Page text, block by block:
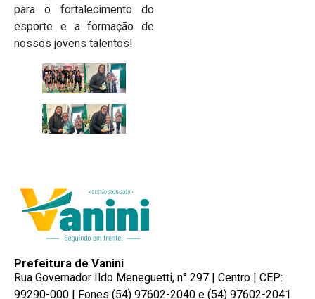
para o fortalecimento do
esporte e a formação de
nossos jovens talentos!
Prefeitura de Vanini
Rua Governador Ildo Meneguetti, n° 297 | Centro | CEP:
99290-000 | Fones (54) 97602-2040 e (54) 97602-2041